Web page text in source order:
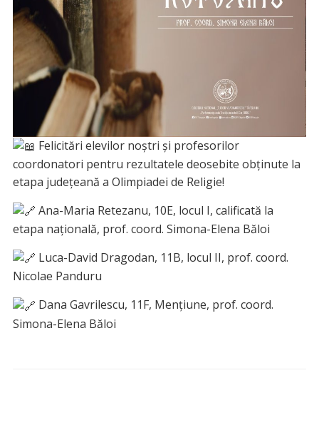
Felicitări elevilor noștri și profesorilor
coordonatori pentru rezultatele deosebite obținute la
etapa județeană a Olimpiadei de Religie!
Ana-Maria Retezanu, 10E, locul I, calificată la
etapa națională, prof. coord. Simona-Elena Băloi
Luca-David Dragodan, 11B, locul II, prof. coord.
Nicolae Panduru
Dana Gavrilescu, 11F, Mențiune, prof. coord.
Simona-Elena Băloi